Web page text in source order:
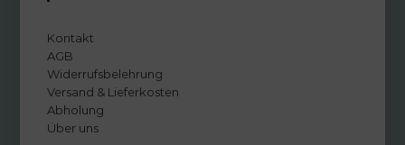
Kontakt
AGB
Widerrufsbelehrung
Versand & Lieferkosten
Abholung
Über uns